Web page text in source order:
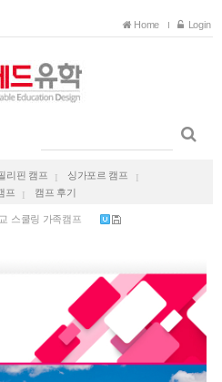
Home Login
리핀 캠프
싱가포르 캠프
프 캠프 후기
한달살기 (국제학교...
프 (리얼 캐네디언과...
스쿨링 가족캠프
스쿨링 가족캠프
프 (리얼 캐네디언과...
스쿨링 가족캠프
스쿨링 가족캠프